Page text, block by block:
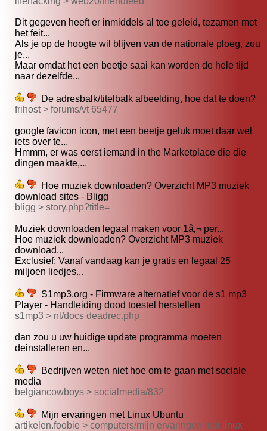
Dit gegeven heeft er inmiddels al toe geleid, tezamen met
het feit...
Als je op de hoogte wil blijven van de nationale ploeg, zou
je...
Maar omdat het een beetje saai kan worden de hele tijd
naar dezelfde...
De adresbalk/titelbalk afbeelding, hoe dat te doen?
frihost > forums/vt 65477
google favicon icon, met een beetje geluk moet daar wel
iets over te...
Hmmm, er was eerst iemand in the Marketplace die die
dingen maakte,...
Hoe muziek downloaden? Overzicht MP3 muziek
download sites - Bligg
bligg > story.php?title=
Muziek downloaden legaal maken voor 1â‚¬ per...
Hoe muziek downloaden? Overzicht MP3 muziek
download...
Exclusief: Vanaf vandaag kan je gratis en legaal 25
miljoen liedjes...
S1mp3.org - Firmware alternatief voor de s1 mp3
Player - Handleiding dood toestel herstellen
s1mp3 > nl/docs deadrec.php
dan zou u uw huidige update programma moeten
deinstalleren en...
Bedrijven weten niet hoe om te gaan met sociale
media
belgiancowboys > socialmedia/832
Mijn ervaringen met Linux Ubuntu
artikelen.foobie > computers/mijn ervaringen met linux